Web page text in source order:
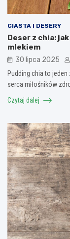
CIASTA I DESERY
Deser z chia:
mlekiem
30 lipca 2025
Pudding chia to jeden
serca miłośników
Czytaj dalej